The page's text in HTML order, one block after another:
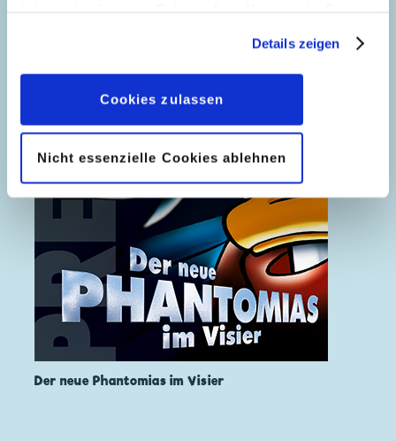
geben, können Sie diese jederzeit in der
Datenschutzerklärungwieder widerrufen.
Details zeigen
Cookies zulassen
Nicht essenzielle Cookies ablehnen
Der neue Phantomias im Visier